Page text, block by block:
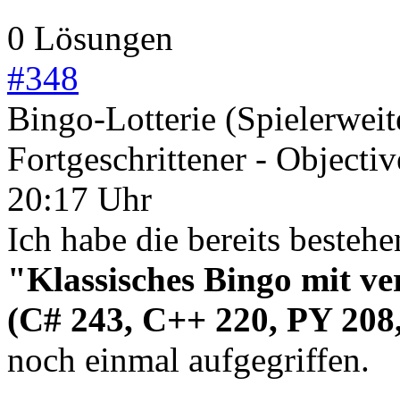
0 Lösungen
#348
Bingo-Lotterie
Fortgeschrittener -
20:17 Uhr
Ich habe die bereits
"Klassisches Bingo mit
(C# 243, C++ 220, PY
noch einmal aufgegriffen.